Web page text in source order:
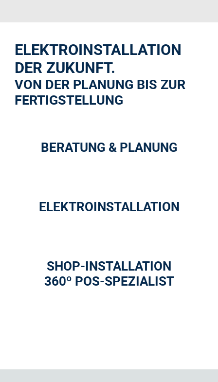
ELEKTROINSTALLATION
DER ZUKUNFT.
VON DER PLANUNG BIS ZUR
FERTIGSTELLUNG
BERATUNG & PLANUNG
ELEKTROINSTALLATION
SHOP-INSTALLATION
360º POS-SPEZIALIST